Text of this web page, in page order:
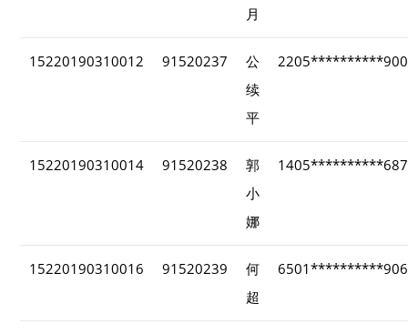
月
15220190310012 91520237
公
续
平
15220190310014 91520238
郭
小
娜
15220190310016 91520239
何
超